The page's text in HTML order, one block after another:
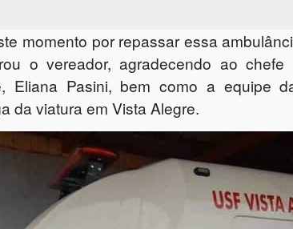
momento por repassar essa
o vereador, agradecendo ao
Eliana Pasini, bem como a equipe
da viatura em Vista Alegre.